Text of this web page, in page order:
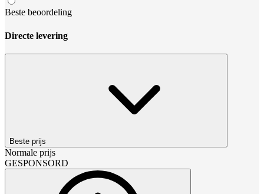
Beste beoordeling
Directe levering
Beste prijs
Normale prijs
GESPONSORD